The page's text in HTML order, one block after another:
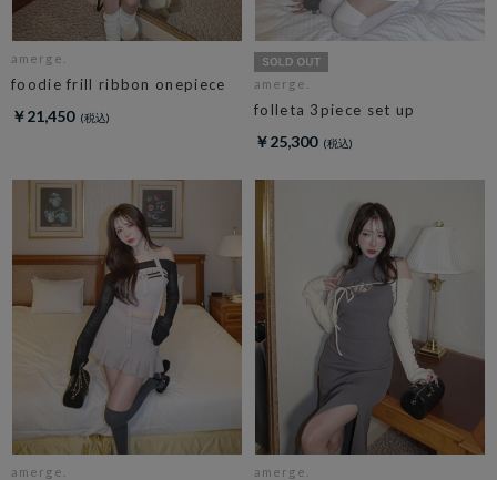
amerge.
foodie frill ribbon onepiece
￥21,450
amerge.
folleta 3piece set up
￥25,300
amerge. amerge.